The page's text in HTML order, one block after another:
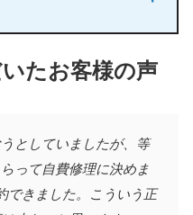
分の車を直す場合は下が
続くため、実質的な影響は
たお客様の声
としていましたが、等
って自費修理に決めま
できました。こういう正